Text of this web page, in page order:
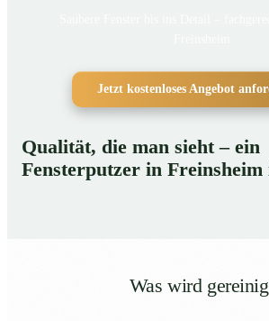
Jetzt kostenloses Angebot
Qualität, die man sieht – ein
Fensterputzer in Freinsheim
Was wird